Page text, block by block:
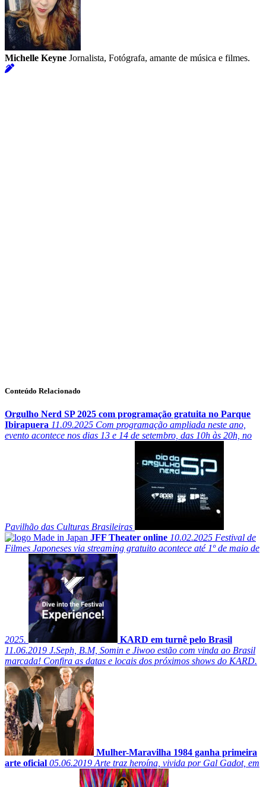
Michelle Keyne Jornalista, Fotógrafa, amante de música e filmes.
Conteúdo Relacionado
Orgulho Nerd SP 2025 com programação gratuita no Parque
Ibirapuera 11.09.2025 Com programação ampliada neste ano,
evento acontece nos dias 13 e 14 de setembro, das 10h às 20h, no
Pavilhão das Culturas Brasileiras
JFF Theater online 10.02.2025 Festival de
Filmes Japoneses via streaming gratuito acontece até 1º de maio de
2025.
KARD em turnê pelo Brasil
11.06.2019 J.Seph, B.M, Somin e Jiwoo estão com vinda ao Brasil
marcada! Confira as datas e locais dos próximos shows do KARD.
Mulher-Maravilha 1984 ganha primeira
arte oficial 05.06.2019 Arte traz heroína, vivida por Gal Gadot, em